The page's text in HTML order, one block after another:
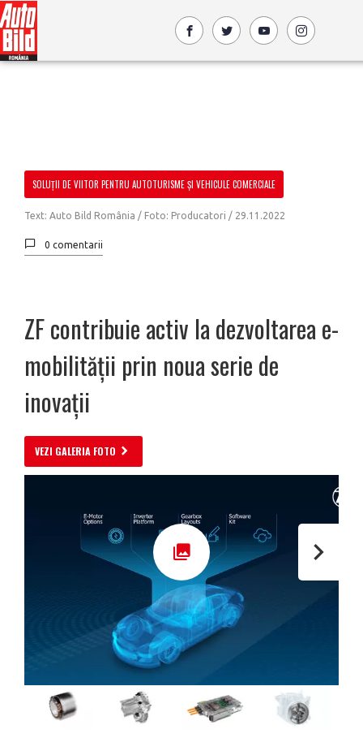
SOLUȚII DE VIITOR PENTRU AUTOTURISME ȘI VEHICULE COMERCIALE
Text: Auto Bild România / Foto: Producatori / 29.11.2022
0 comentarii
ZF contribuie activ la dezvoltarea e-
mobilității prin noua serie de
inovații
VEZI GALERIA FOTO